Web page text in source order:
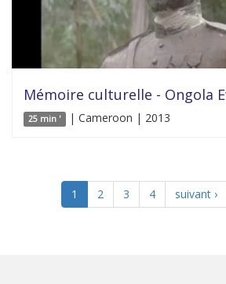
Mémoire culturelle - Ongola
25 min ' | Cameroon | 2013
1 2 3 4 suivant ›